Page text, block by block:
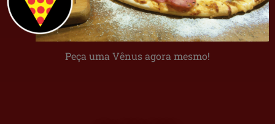
Peça uma Vênus agora mesmo!